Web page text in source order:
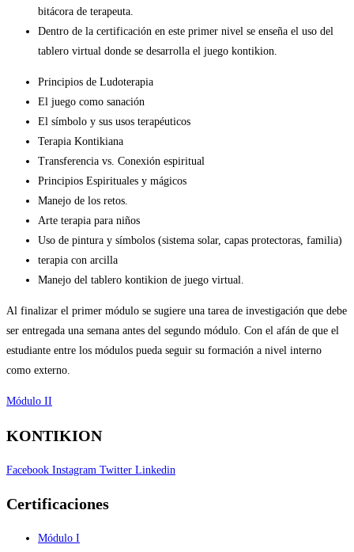
bitácora de terapeuta.
Dentro de la certificación en este primer nivel se enseña el uso del
tablero virtual donde se desarrolla el juego kontikion.
Principios de Ludoterapia
El juego como sanación
El símbolo y sus usos terapéuticos
Terapia Kontikiana
Transferencia vs. Conexión espiritual
Principios Espirituales y mágicos
Manejo de los retos.
Arte terapia para niños
Uso de pintura y símbolos (sistema solar, capas protectoras, familia)
terapia con arcilla
Manejo del tablero kontikion de juego virtual.
Al finalizar el primer módulo se sugiere una tarea de investigación que debe
ser entregada una semana antes del segundo módulo. Con el afán de que el
estudiante entre los módulos pueda seguir su formación a nivel interno
como externo.
Módulo II
KONTIKION
Facebook Instagram Twitter Linkedin
Certificaciones
Módulo I